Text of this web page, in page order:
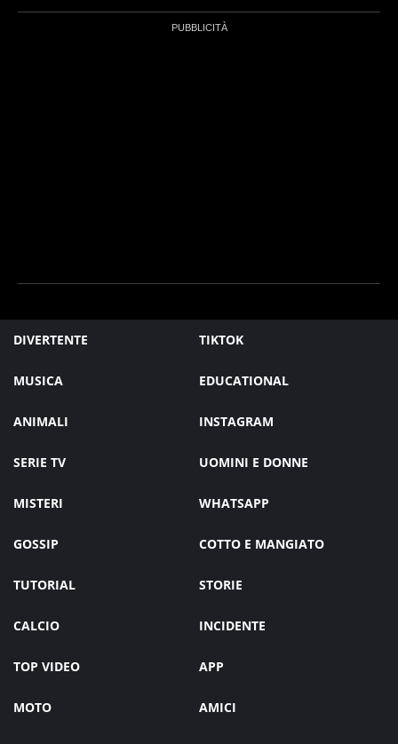
DIVERTENTE TIKTOK
MUSICA EDUCATIONAL
ANIMALI INSTAGRAM
SERIE TV UOMINI E DONNE
MISTERI WHATSAPP
GOSSIP COTTO E MANGIATO
TUTORIAL STORIE
CALCIO INCIDENTE
TOP VIDEO APP
MOTO AMICI